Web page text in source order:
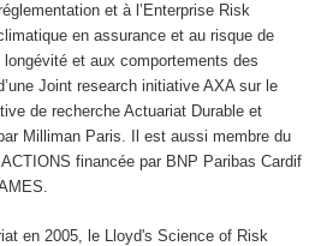
et à l’Enterprise Risk
en assurance et au risque de
longévité et aux comportements des
Joint research initiative AXA sur le
de recherche Actuariat Durable et
Milliman Paris. Il est aussi membre du
financée par BNP Paribas Cardif
en 2005, le Lloyd's Science of Risk